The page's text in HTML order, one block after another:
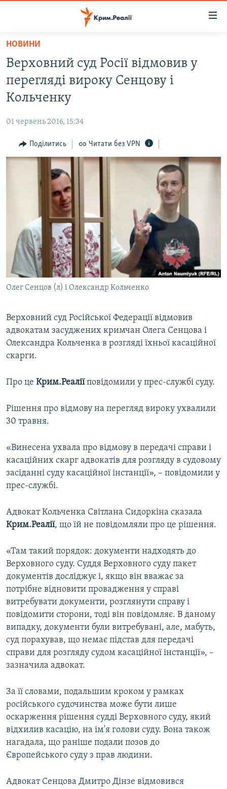
Перейти
основного
матеріалу
Перейти
до
основної
навігації
Перейти
до
ВОДА.КРИМ
ВІДЕО ТА ФОТО
БЛОГИ
ПОГЛЯД
ІНТЕРВ'Ю
ВСЕ ЗА ДЕНЬ
СПЕЦПРОЕКТИ
ДЕПОРТАЦІЯ
ВІДЕОУРОКИ «ELIFBE»
СВІДЧЕННЯ ОКУПАЦІЇ
УКРАЇНСЬКА ПРОБЛЕМА КРИМУ
ІНФОГРАФІКА
ЯК ОБІЙТИ БЛОКУВАННЯ
Русский
Qırımtatar
ДОЛУЧАЙСЯ!
Усі сайти RFE/RL
НОВИНИ
Верховний суд Росії відмовив у
перегляді вироку Сенцову і
Кольченку
01 червень 2016, 15:34
Поділитись Читати без VPN
Олег Сенцов (л) і Олександр Кольченко
Верховний суд Російської Федерації відмовив
адвокатам засуджених кримчан Олега Сенцова і
Олександра Кольченка в розгляді їхньої касаційної
скарги.
Про це Крим.Реаліїповідомили у прес-службі суду.
Рішення про відмову на перегляд вироку ухвалили
30 травня.
«Винесена ухвала про відмову в передачі справи і
касаційних скарг адвокатів для розгляду в судовому
засіданні суду касаційної інстанції», – повідомили у
прес-службі.
Адвокат Кольченка Світлана Сидоркіна сказала
Крим.Реалії, що їй не повідомляли про це рішення.
«Там такий порядок: документи надходять до
Верховного суду. Суддя Верховного суду пакет
документів досліджує і, якщо він вважає за
потрібне відновити провадження у справі
витребувати документи, розглянути справу і
повідомити сторони, тоді він повідомляє. В даному
випадку, документи були витребувані, але, мабуть,
суд порахував, що немає підстав для передачі
справи для розгляду судом касаційної інстанції», –
зазначила адвокат.
За її словами, подальшим кроком у рамках
російського судочинства може бути лише
оскарження рішення судді Верховного суду, який
відхилив касацію, на ім'я голови суду. Вона також
нагадала, що раніше подали позов до
Європейського суду з прав людини.
Адвокат Сенцова Дмитро Дінзе відмовився